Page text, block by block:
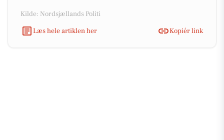
Kilde: Nordsjællands Politi
Læs hele artiklen her
Kopiér link